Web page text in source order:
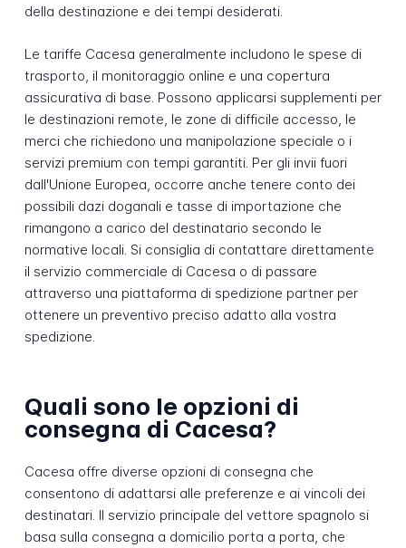
della destinazione e dei tempi desiderati.
Le tariffe Cacesa generalmente includono le spese di
trasporto, il monitoraggio online e una copertura
assicurativa di base. Possono applicarsi supplementi per
le destinazioni remote, le zone di difficile accesso, le
merci che richiedono una manipolazione speciale o i
servizi premium con tempi garantiti. Per gli invii fuori
dall'Unione Europea, occorre anche tenere conto dei
possibili dazi doganali e tasse di importazione che
rimangono a carico del destinatario secondo le
normative locali. Si consiglia di contattare direttamente
il servizio commerciale di Cacesa o di passare
attraverso una piattaforma di spedizione partner per
ottenere un preventivo preciso adatto alla vostra
spedizione.
Quali sono le opzioni di
consegna di Cacesa?
Cacesa offre diverse opzioni di consegna che
consentono di adattarsi alle preferenze e ai vincoli dei
destinatari. Il servizio principale del vettore spagnolo si
basa sulla consegna a domicilio porta a porta, che